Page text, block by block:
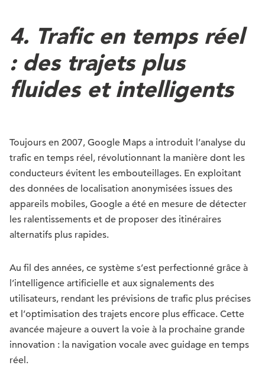
4. Trafic en temps réel
: des trajets plus
fluides et intelligents
Toujours en 2007, Google Maps a introduit l’analyse du
trafic en temps réel, révolutionnant la manière dont les
conducteurs évitent les embouteillages. En exploitant
des données de localisation anonymisées issues des
appareils mobiles, Google a été en mesure de détecter
les ralentissements et de proposer des itinéraires
alternatifs plus rapides.
Au fil des années, ce système s’est perfectionné grâce à
l’intelligence artificielle et aux signalements des
utilisateurs, rendant les prévisions de trafic plus précises
et l’optimisation des trajets encore plus efficace. Cette
avancée majeure a ouvert la voie à la prochaine grande
innovation : la navigation vocale avec guidage en temps
réel.